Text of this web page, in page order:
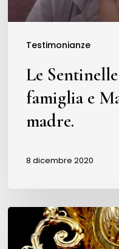
Testimonianze
la
loro
madre.
Le
famiglia e
madre.
8 dicembre 2020
vostra